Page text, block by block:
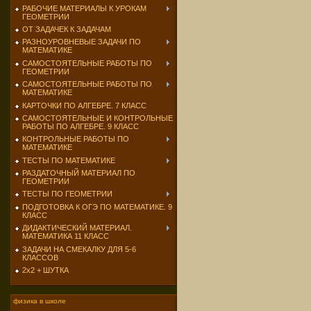
РАБОЧИЕ МАТЕРИАЛЫ К УРОКАМ
ГЕОМЕТРИИ
ОТ ЗАДАЧЕК К ЗАДАЧАМ
РАЗНОУРОВНЕВЫЕ ЗАДАЧИ ПО
МАТЕМАТИКЕ
САМОСТОЯТЕЛЬНЫЕ РАБОТЫ ПО
ГЕОМЕТРИИ
САМОСТОЯТЕЛЬНЫЕ РАБОТЫ ПО
МАТЕМАТИКЕ
КАРТОЧКИ ПО АЛГЕБРЕ. 7 КЛАСС
САМОСТОЯТЕЛЬНЫЕ И КОНТРОЛЬНЫЕ
РАБОТЫ ПО АЛГЕБРЕ. 9 КЛАСС
КОНТРОЛЬНЫЕ РАБОТЫ ПО
МАТЕМАТИКЕ
ТЕСТЫ ПО МАТЕМАТИКЕ
РАЗДАТОЧНЫЙ МАТЕРИАЛ ПО
ГЕОМЕТРИИ
ТЕСТЫ ПО ГЕОМЕТРИИ
ПОДГОТОВКА К ОГЭ ПО МАТЕМАТИКЕ. 9
КЛАСС
ДИДАКТИЧЕСКИЙ МАТЕРИАЛ.
МАТЕМАТИКА 11 КЛАСС
ЗАДАЧИ НА СМЕКАЛКУ ДЛЯ 5-6
КЛАССОВ
2х2 + ШУТКА
физика в школе